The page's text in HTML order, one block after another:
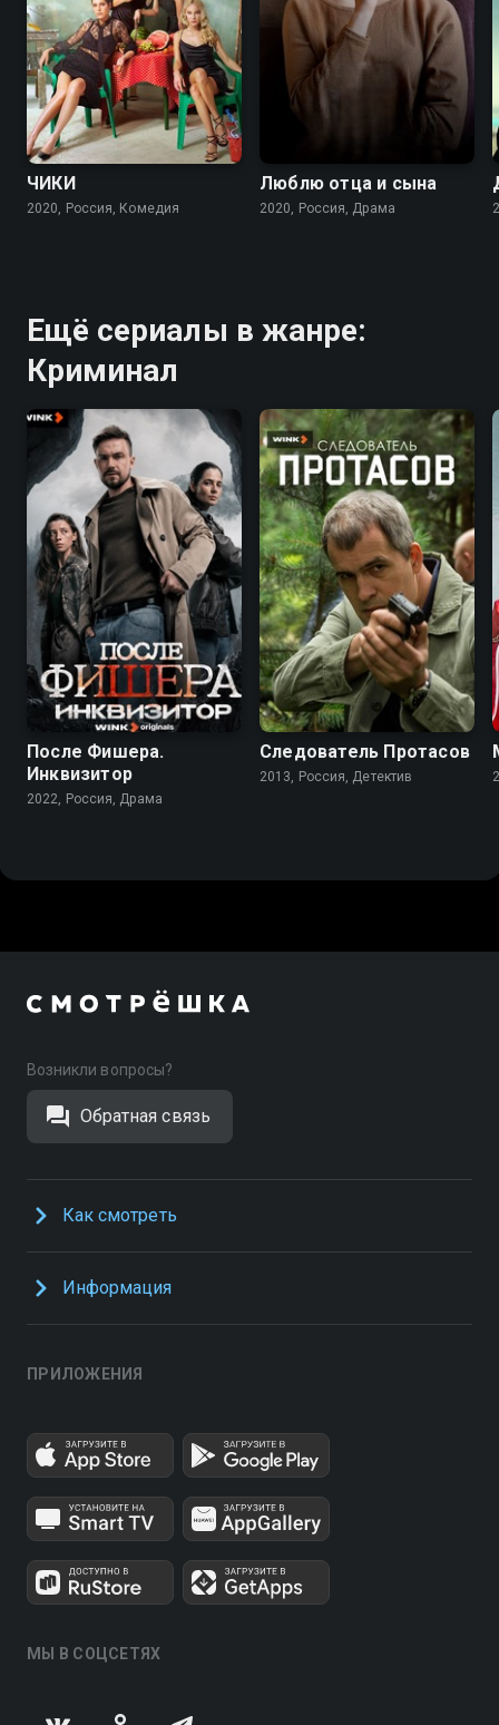
7.7 7.6
ЧИКИ
2020, Россия, Комедия
Люблю отца и сына
2020, Россия, Драма
Ещё сериалы в жанре:
Криминал
7.9 6.8
После Фишера.
Инквизитор
2022, Россия, Драма
7.5
Следователь Протасов
2013, Россия, Детектив
Возникли вопросы?
Обратная связь
Как смотреть
Информация
ПРИЛОЖЕНИЯ
МЫ В СОЦСЕТЯХ